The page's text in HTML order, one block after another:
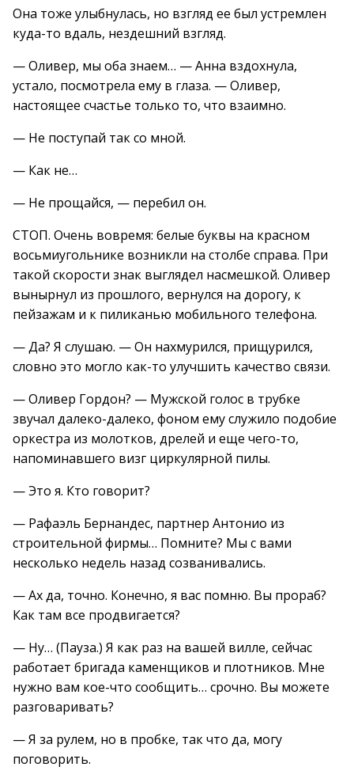
Она тоже улыбнулась, но взгляд ее был устремлен
куда-то вдаль, нездешний взгляд.
— Оливер, мы оба знаем… — Анна вздохнула,
устало, посмотрела ему в глаза. — Оливер,
настоящее счастье только то, что взаимно.
— Не поступай так со мной.
— Как не…
— Не прощайся, — перебил он.
СТОП. Очень вовремя: белые буквы на красном
восьмиугольнике возникли на столбе справа. При
такой скорости знак выглядел насмешкой. Оливер
вынырнул из прошлого, вернулся на дорогу, к
пейзажам и к пиликанью мобильного телефона.
— Да? Я слушаю. — Он нахмурился, прищурился,
словно это могло как-то улучшить качество связи.
— Оливер Гордон? — Мужской голос в трубке
звучал далеко-далеко, фоном ему служило подобие
оркестра из молотков, дрелей и еще чего-то,
напоминавшего визг циркулярной пилы.
— Это я. Кто говорит?
— Рафаэль Бернандес, партнер Антонио из
строительной фирмы… Помните? Мы с вами
несколько недель назад созванивались.
— Ах да, точно. Конечно, я вас помню. Вы прораб?
Как там все продвигается?
— Ну… (Пауза.) Я как раз на вашей вилле, сейчас
работает бригада каменщиков и плотников. Мне
нужно вам кое-что сообщить… срочно. Вы можете
разговаривать?
— Я за рулем, но в пробке, так что да, могу
поговорить.